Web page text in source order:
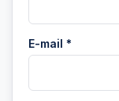
E-mail *